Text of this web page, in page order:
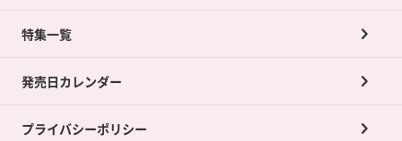
ネット買取について
買取承諾書について
ポイントカードTOP
ポイント交換景品
特集一覧
発売日カレンダー
プライバシーポリシー